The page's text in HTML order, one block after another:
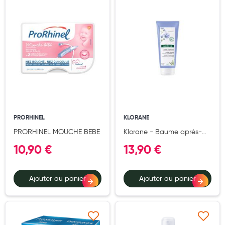
Antibactériens
Nutrition clinique
Anti-poux
Appareils
Soins jambes lourdes
Contactologie
Soins ORL
PRORHINEL
PRORHINEL MOUCHE BEBE
10,90 €
Ajouter au panier
KLORANE
Klorane - Baume après-
Cheveux fins 200 ml
13,90 €
Ajouter au panier